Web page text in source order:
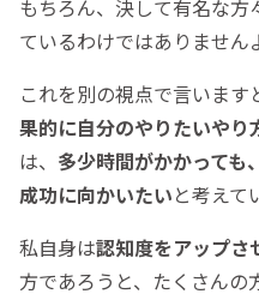
もちろん、決して有名な
ているわけではありません
これを別の視点で言います
果的に自分のやりたいやり
は、 多少時間がかかっても、
成功に向かいたいと考えて
私自身は認知度をアップさ
方であろうと、たくさん